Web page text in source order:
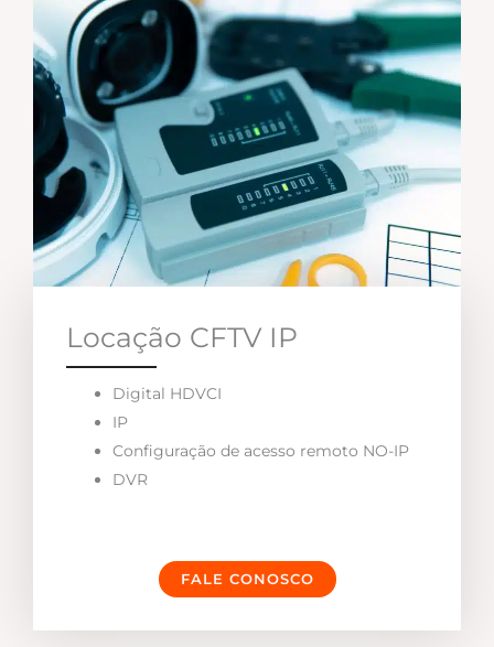
Locação CFTV IP
Digital HDVCI
IP
Configuração de acesso remoto NO-IP
DVR
FALE CONOSCO